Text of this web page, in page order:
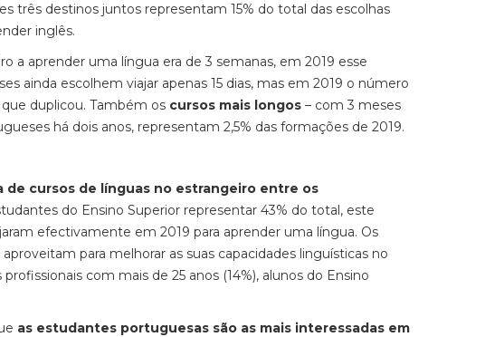
três destinos juntos representam 15% do total das escolhas
inglês.
a aprender uma língua era de 3 semanas, em 2019 esse
ainda escolhem viajar apenas 15 dias, mas em 2019 o número
duplicou. Também os cursos mais longos – com 3 meses
há dois anos, representam 2,5% das formações de 2019.
de cursos de línguas no estrangeiro entre os
do Ensino Superior representar 43% do total, este
efectivamente em 2019 para aprender uma língua. Os
para melhorar as suas capacidades linguísticas no
com mais de 25 anos (14%), alunos do Ensino
as estudantes portuguesas são as mais interessadas em